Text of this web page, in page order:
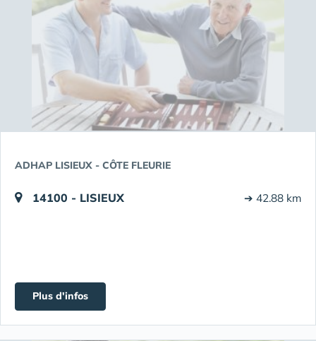
ADHAP LISIEUX - CÔTE FLEURIE
14100 - LISIEUX ➔ 42.88 km
Plus d'infos